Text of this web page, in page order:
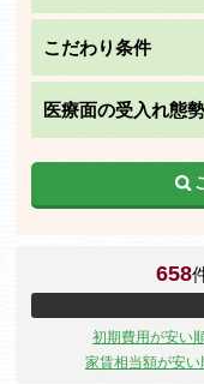
こだわり条件
医療面の受入れ態勢
658
初期費用が安い
家賃相当額が安い